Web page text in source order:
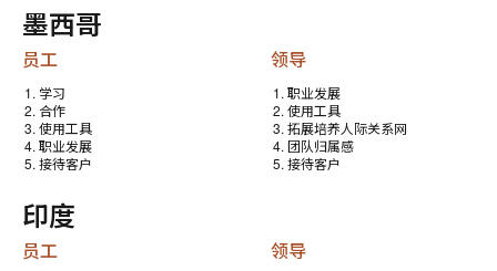
墨西哥
员工
学习
合作
使用工具
职业发展
接待客户
领导
职业发展
使用工具
拓展培养人际关系网
团队归属感
接待客户
印度
员工 领导